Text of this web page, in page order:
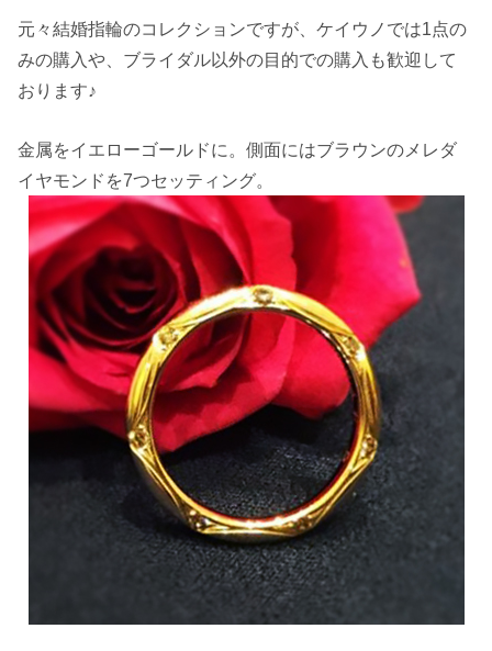
元々結婚指輪のコレクションですが、ケイウノでは1点の
みの購入や、ブライダル以外の目的での購入も歓迎して
おります♪
金属をイエローゴールドに。側面にはブラウンのメレダ
イヤモンドを7つセッティング。